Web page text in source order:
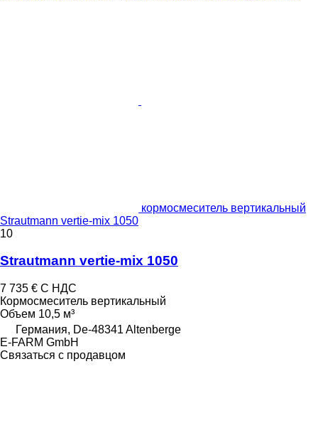
кормосмеситель вертикальный
Strautmann vertie-mix 1050
10
Strautmann vertie-mix 1050
7 735 € С НДС
Кормосмеситель вертикальный
Объем 10,5 м³
Германия, De-48341 Altenberge
E-FARM GmbH
Связаться с продавцом